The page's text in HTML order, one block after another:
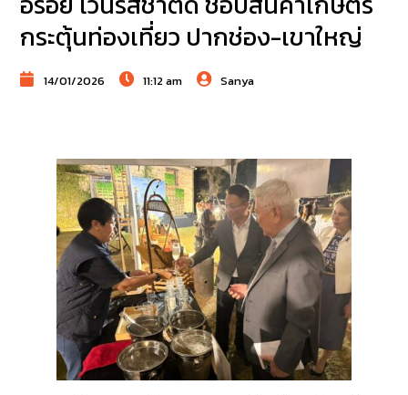
กระตุ้นท่องเที่ยว ปากช่อง-เขาใหญ่
14/01/2026 11:12 am Sanya